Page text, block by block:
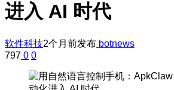
进入 AI 时代
软件科技2个月前发布 botnews
797 0 0